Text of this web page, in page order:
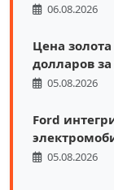
06.08.2026
Цена
долларов
05.08.2026
Ford
05.08.2026